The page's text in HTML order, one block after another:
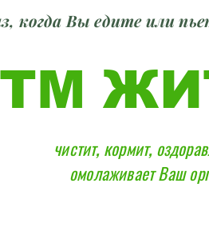
когда Вы едите или
ТМ
чистит, кормит,
омолаживает Ваш